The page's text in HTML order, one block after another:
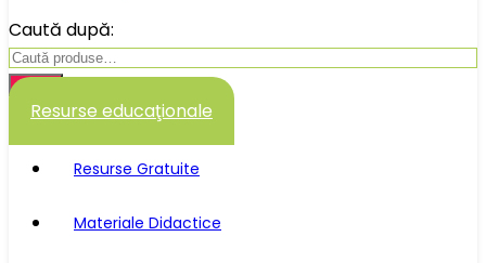
Caută după:
Caută
Resurse educaţionale
Resurse Gratuite
Materiale Didactice